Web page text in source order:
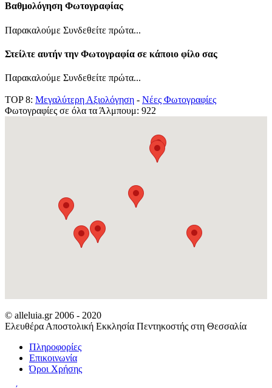
Βαθμολόγηση Φωτογραφίας
Παρακαλούμε Συνδεθείτε πρώτα...
Στείλτε αυτήν την Φωτογραφία σε κάποιο φίλο σας
Παρακαλούμε Συνδεθείτε πρώτα...
TOP 8: Μεγαλύτερη Αξιολόγηση - Νέες Φωτογραφίες
Φωτογραφίες σε όλα τα Άλμπουμ: 922
© alleluia.gr 2006 - 2020
Ελευθέρα Αποστολική Εκκλησία Πεντηκοστής στη Θεσσαλία
Πληροφορίες
Επικοινωνία
Όροι Χρήσης